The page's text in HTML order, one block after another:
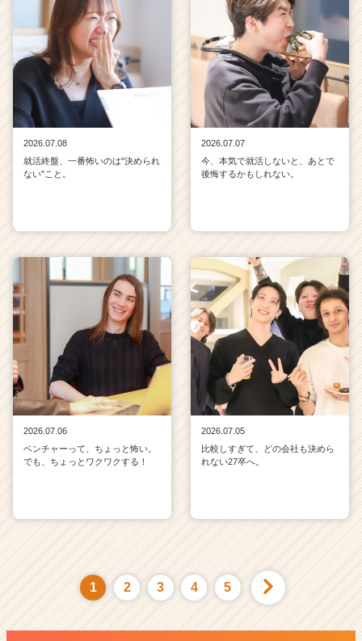
2026.07.08
就活終盤、一番怖いのは"決められ
ない"こと。
2026.07.07
今、本気で就活しないと、あとで
後悔するかもしれない。
2026.07.06
ベンチャーって、ちょっと怖い。
でも、ちょっとワクワクする！
2026.07.05
比較しすぎて、どの会社も決めら
れない27卒へ。
1 2 3 4 5